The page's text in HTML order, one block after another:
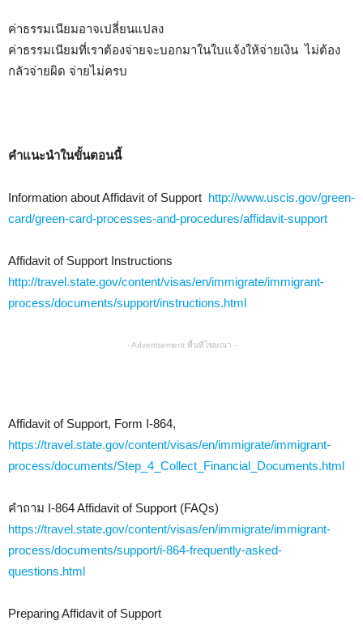
ค่าธรรมเนียมอาจเปลี่ยนแปลง
ค่าธรรมเนียมที่เราต้องจ่ายจะบอกมาในใบแจ้งให้จ่ายเงิน ไม่ต้อง
กลัวจ่ายผิด จ่ายไม่ครบ
คำแนะนำในขั้นตอนนี้
Information about Affidavit of Support http://www.uscis.gov/green-
card/green-card-processes-and-procedures/affidavit-support
Affidavit of Support Instructions
http://travel.state.gov/content/visas/en/immigrate/immigrant-
process/documents/support/instructions.html
- Advertisement พื้นที่โฆษณา -
Affidavit of Support, Form I-864,
https://travel.state.gov/content/visas/en/immigrate/immigrant-
process/documents/Step_4_Collect_Financial_Documents.html
คำถาม I-864 Affidavit of Support (FAQs)
https://travel.state.gov/content/visas/en/immigrate/immigrant-
process/documents/support/i-864-frequently-asked-
questions.html
Preparing Affidavit of Support